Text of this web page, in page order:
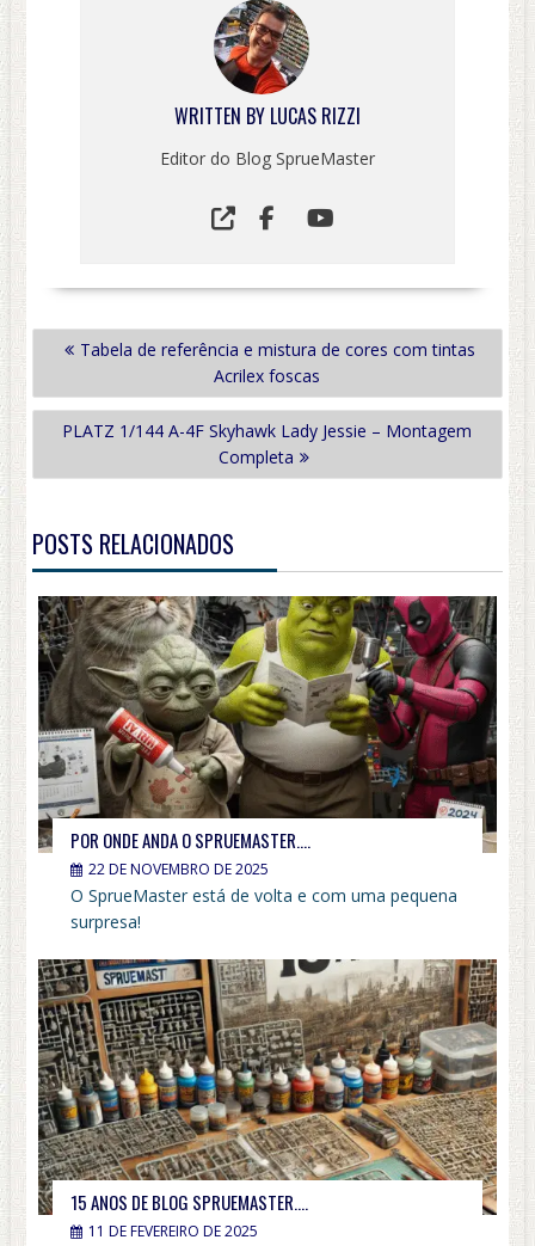
WRITTEN BY LUCAS RIZZI
Editor do Blog SprueMaster
NAVEGAÇÃO
POST
Tabela de referência e mistura de cores com tintas
Acrilex foscas
PLATZ 1/144 A-4F Skyhawk Lady Jessie – Montagem
Completa
POSTS RELACIONADOS
POR ONDE ANDA O SPRUEMASTER….
22 DE NOVEMBRO DE 2025
O SprueMaster está de volta e com uma pequena
surpresa!
15 ANOS DE BLOG SPRUEMASTER….
11 DE FEVEREIRO DE 2025